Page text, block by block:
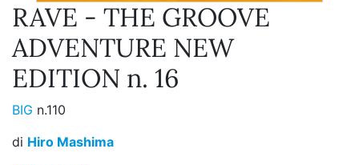
RAVE - THE GROOVE
ADVENTURE NEW
EDITION n. 16
BIG n.110
di Hiro Mashima